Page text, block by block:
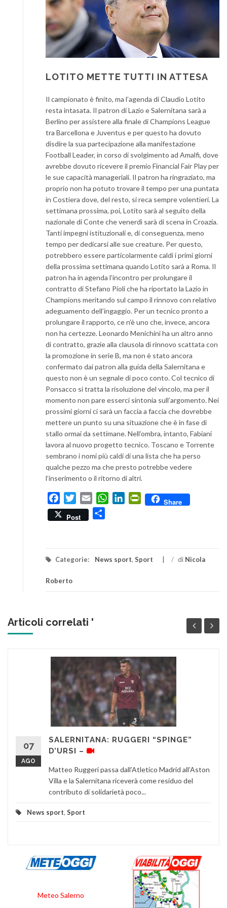
LOTITO METTE TUTTI IN ATTESA
Il campionato è finito, ma l’agenda di Claudio Lotito
resta intasata. Il patron di Lazio e Salernitana sarà a
Berlino per assistere alla finale di Champions League
tra Barcellona e Juventus e per questo ha dovuto
disdire la sua partecipazione alla manifestazione
Football Leader, in corso di svolgimento ad Amalfi, dove
avrebbe dovuto ricevere il premio Financial Fair Play per
le sue capacità manageriali. Il patron ha ringraziato, ma
proprio non ha potuto trovare il tempo per una puntata
in Costiera dove, del resto, si reca sempre volentieri. La
settimana prossima, poi, Lotito sarà al seguito della
nazionale di Conte che venerdì sarà di scena in Croazia.
Tanti impegni istituzionali e, di conseguenza, meno
tempo per dedicarsi alle sue creature. Per questo,
potrebbero essere particolarmente caldi i primi giorni
della prossima settimana quando Lotito sarà a Roma. Il
patron ha in agenda l’incontro per prolungare il
contratto di Stefano Pioli che ha riportato la Lazio in
Champions meritando sul campo il rinnovo con relativo
adeguamento dell’ingaggio. Per un tecnico pronto a
prolungare il rapporto, ce n’è uno che, invece, ancora
non ha certezze. Leonardo Menichini ha un altro anno
di contratto, grazie alla clausola di rinnovo scattata con
la promozione in serie B, ma non è stato ancora
confermato dai patron alla guida della Salernitana e
questo non è un segnale di poco conto. Col tecnico di
Ponsacco si tratta la risoluzione del vincolo, ma per il
momento non pare esserci sintonia sull’argomento. Nei
prossimi giorni ci sarà un faccia a faccia che dovrebbe
mettere un punto su una situazione che è in fase di
stallo ormai da settimane. Nell’ombra, intanto, Fabiani
lavora al nuovo progetto tecnico. Toscano e Torrente
sembrano i nomi più caldi di una lista che ha perso
qualche pezzo ma che presto potrebbe vedere
l’inserimento o il ritorno di altri.
FacebookTwitterEmail WhatsApp
LinkedInPrintFriendly
Share
Post
Categorie: News sport, Sport / di Nicola
Roberto
Articoli correlati '
07
AGO
SALERNITANA: RUGGERI “SPINGE”
D’URSI –
Matteo Ruggeri passa dall’Atletico Madrid all’Aston
Villa e la Salernitana riceverà come residuo del
contributo di solidarietà poco...
News sport, Sport
Meteo Salerno